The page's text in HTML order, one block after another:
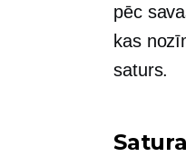
pēc
kas
saturs.